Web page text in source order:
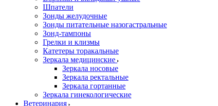
Шпатели
Зонды желудочные
Зонды питательные назогастральные
Зонд-тампоны
Грелки и клизмы
Катетеры торакальные
Зеркала медицинские
Зеркала носовые
Зеркала ректальные
Зеркала гортанные
Зеркала гинекологические
Ветеринария